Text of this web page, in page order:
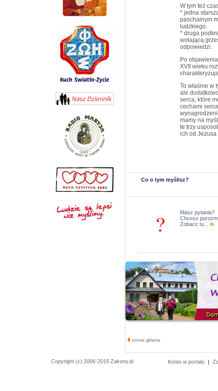
W tym też
* jedna
paschalnym
ludzkiego.
* druga
wołającą
odpowiedzi.
Po
XVII wieku
To właśnie w
ale
serca, które
cechami
mamy na
te trzy
ich od Jezusa
Co o tym myślisz?
Masz pytania?
Chcesz
Zobacz tu...
strona główna
Copyright (c) 2006-2015 Zakony.pl Konto w portalu |